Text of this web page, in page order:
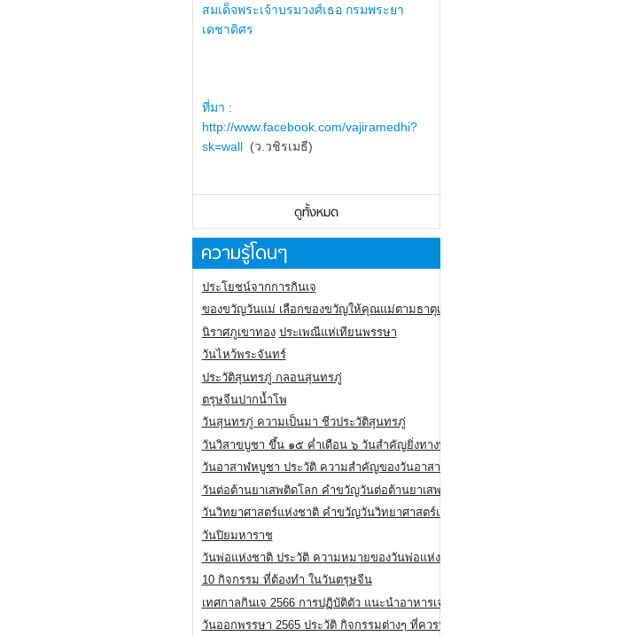
สมเด็จพระเจ้าบรมวงศ์เธอ กรมพระยา
เดชาดิศร
ที่มา :
http://www.facebook.com/vajiramedhi?
sk=wall(ว.วชิรเมธี)
ดูทั้งหมด
ความรู้โดนๆ
ประโยชน์จากการกินเจ
ของขวัญวันแม่ เลือกของขวัญให้คุณแม่ตามธาตุเกิด
นิราศภูเขาทอง ประเพณีแห่เทียนพรรษา
วันไหว้พระจันทร์
ประวัติสุนทรภู่ กลอนสุนทรภู่
ตรุษจีนปากน้ำโพ
วันสุนทรภู่ ความเป็นมา ชีวประวัติสุนทรภู่
วันวิสาขบูชา ขึ้น ๑๕ ค่ำเดือน ๖ วันสำคัญยิ่งทางพระพุทธศาสนา
วันอาสาฬหบูชา ประวัติ ความสําคัญของวันอาสาฬหบูชา
วันต่อต้านยาเสพติดโลก คำขวัญวันต่อต้านยาเสพติดสากล
วันวิทยาศาสตร์แห่งชาติ คำขวัญวันวิทยาศาสตร์แห่งชาติ
วันปิยมหาราช
วันพ่อแห่งชาติ ประวัติ ความหมายของวันพ่อแห่งชาติ
10 กิจกรรม ที่ต้องทำ ในวันตรุษจีน
เทศกาลกินเจ 2566 การปฏิบัติตัว แนะนำอาหารเจ
วันออกพรรษา 2565 ประวัติ กิจกรรมต่างๆ ที่ควรปฏิบัติ